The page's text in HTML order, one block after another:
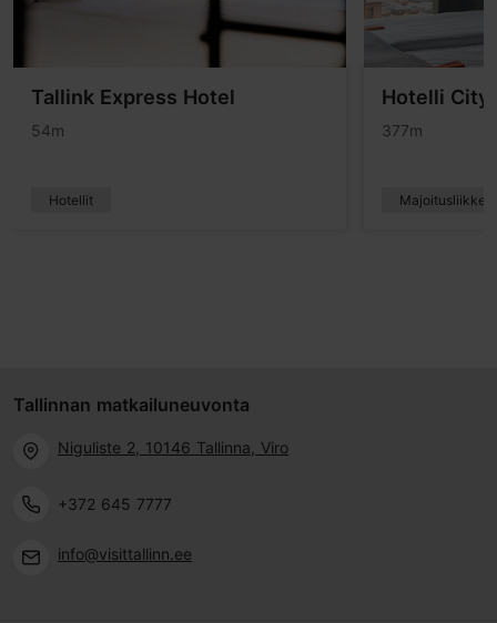
Tallink Express Hotel
54m
Hotellit
Hotelli
377m
Majoitusliikkeet
Tallinnan matkailuneuvonta
Niguliste 2, 10146 Tallinna, Viro
+372 645 7777
info@visittallinn.ee